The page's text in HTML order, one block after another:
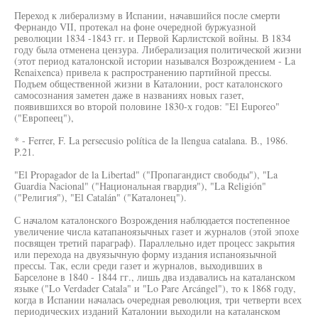
Переход к либерализму в Испании, начавшийся после смерти
Фернандо VII, протекал на фоне очередной буржуазной
революции 1834 -1843 гг. и Первой Карлистской войны. В 1834
году была отменена цензура. Либерализация политической жизни
(этот период каталонской истории назывался Возрождением - La
Renaixenca) привела к распространению партийной прессы.
Подъем общественной жизни в Каталонии, рост каталонского
самосознания заметен даже в названиях новых газет,
появившихся во второй половине 1830-х годов: "El Euporeo"
("Европеец"),
* - Ferrer, F. La persecusio política de la llengua catalana. В., 1986.
P.21.
"El Propagador de la Libertad" ("Пропагандист свободы"), "La
Guardia Nacional" ("Национальная гвардия"), "La Religión"
("Религия"), "El Catalán" ("Каталонец").
С началом каталонского Возрождения наблюдается постепенное
увеличение числа катапаноязычных газет и журналов (этой эпохе
посвящен третий параграф). Параллельно идет процесс закрытия
или перехода на двуязычную форму издания испаноязычной
прессы. Так, если среди газет и журналов, выходивших в
Барселоне в 1840 - 1844 гг., лишь два издавались на каталанском
языке ("Lo Verdader Catala" и "Lo Pare Arcángel"), то к 1868 году,
когда в Испании началась очередная революция, три четверти всех
периодических изданий Каталонии выходили на каталанском